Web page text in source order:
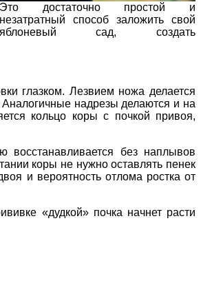
Это достаточно простой и
незатратный способ заложить свой
яблоневый сад, создать
глазком. Лезвием ножа делается
надрезы делаются и на
кольцо коры с почкой привоя,
восстанавливается без наплывов
коры не нужно оставлять пенек
и вероятность отлома ростка от
«дудкой» почка начнет расти